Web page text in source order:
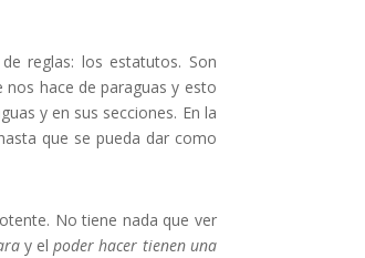
reglas: los estatutos. Son
hace de paraguas y esto
y en sus secciones. En la
que se pueda dar como
No tiene nada que ver
y elpoder hacer tienen una